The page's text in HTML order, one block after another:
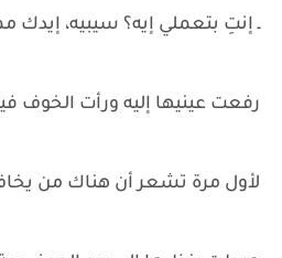
ـ إنتِ بتعملي إيه؟ سيبيه، إيدك
رفعت عينيها إليه ورأت الخوف
لأول مرة تشعر أن هناك من يخاف